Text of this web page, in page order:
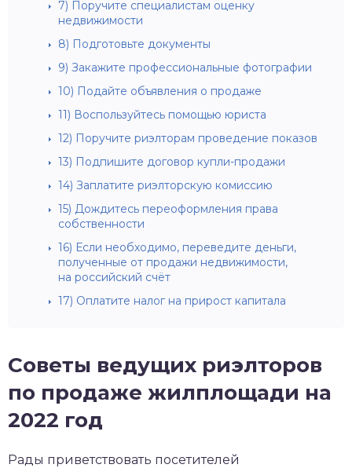
7) Поручите специалистам оценку
недвижимости
8) Подготовьте документы
9) Закажите профессиональные фотографии
10) Подайте объявления о продаже
11) Воспользуйтесь помощью юриста
12) Поручите риэлторам проведение показов
13) Подпишите договор купли-продажи
14) Заплатите риэлторскую комиссию
15) Дождитесь переоформления права
собственности
16) Если необходимо, переведите деньги,
полученные от продажи недвижимости,
на российский счёт
17) Оплатите налог на прирост капитала
Советы ведущих риэлторов
по продаже жилплощади на
2022 год
Рады приветствовать посетителей